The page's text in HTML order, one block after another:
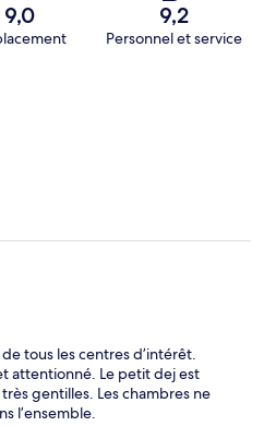
9,0 9,2
Personnel et service
tous les centres d’intérêt.
attentionné. Le petit dej est
gentilles. Les chambres ne
l’ensemble.